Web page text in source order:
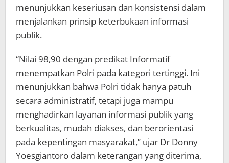
menunjukkan keseriusan dan konsistensi dalam
menjalankan prinsip keterbukaan informasi
publik.
“Nilai 98,90 dengan predikat Informatif
menempatkan Polri pada kategori tertinggi. Ini
menunjukkan bahwa Polri tidak hanya patuh
secara administratif, tetapi juga mampu
menghadirkan layanan informasi publik yang
berkualitas, mudah diakses, dan berorientasi
pada kepentingan masyarakat,” ujar Dr Donny
Yoesgiantoro dalam keterangan yang diterima,